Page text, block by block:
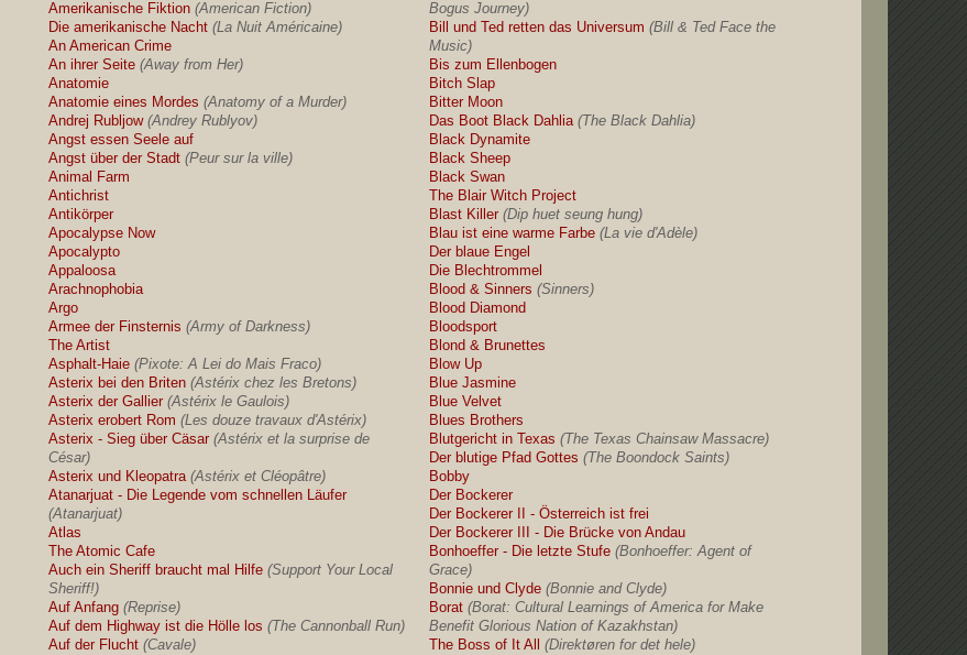
Amerikanische Fiktion (American Fiction)
Die amerikanische Nacht (La Nuit Américaine)
An American Crime
An ihrer Seite (Away from Her)
Anatomie
Anatomie eines Mordes (Anatomy of a Murder)
Andrej Rubljow (Andrey Rublyov)
Angst essen Seele auf
Angst über der Stadt (Peur sur la ville)
Animal Farm
Antichrist
Antikörper
Apocalypse Now
Apocalypto
Appaloosa
Arachnophobia
Argo
Armee der Finsternis (Army of Darkness)
The Artist
Asphalt-Haie (Pixote: A Lei do Mais Fraco)
Asterix bei den Briten (Astérix chez les Bretons)
Asterix der Gallier (Astérix le Gaulois)
Asterix erobert Rom (Les douze travaux d'Astérix)
Asterix - Sieg über Cäsar (Astérix et la surprise de
César)
Asterix und Kleopatra (Astérix et Cléopâtre)
Atanarjuat - Die Legende vom schnellen Läufer
(Atanarjuat)
Atlas
The Atomic Cafe
Auch ein Sheriff braucht mal Hilfe (Support Your Local
Sheriff!)
Auf Anfang (Reprise)
Auf dem Highway ist die Hölle los (The Cannonball Run)
Auf der Flucht (Cavale)
Bogus Journey)
Bill und Ted retten das Universum (Bill & Ted Face the
Music)
Bis zum Ellenbogen
Bitch Slap
Bitter Moon
Das Boot Black Dahlia (The Black Dahlia)
Black Dynamite
Black Sheep
Black Swan
The Blair Witch Project
Blast Killer (Dip huet seung hung)
Blau ist eine warme Farbe (La vie d'Adèle)
Der blaue Engel
Die Blechtrommel
Blood & Sinners (Sinners)
Blood Diamond
Bloodsport
Blond & Brunettes
Blow Up
Blue Jasmine
Blue Velvet
Blues Brothers
Blutgericht in Texas (The Texas Chainsaw Massacre)
Der blutige Pfad Gottes (The Boondock Saints)
Bobby
Der Bockerer
Der Bockerer II - Österreich ist frei
Der Bockerer III - Die Brücke von Andau
Bonhoeffer - Die letzte Stufe (Bonhoeffer: Agent of
Grace)
Bonnie und Clyde (Bonnie and Clyde)
Borat (Borat: Cultural Learnings of America for Make
Benefit Glorious Nation of Kazakhstan)
The Boss of It All
(Direktøren for det hele)